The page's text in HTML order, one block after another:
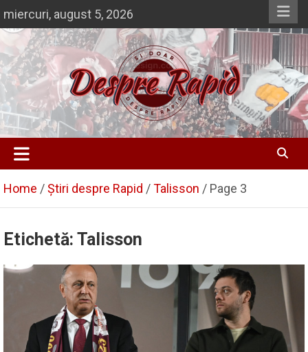
to
content
miercuri, august 5, 2026
Despre Rapid
Si doar … despre Rapid
Home Știri despre Rapid Talisson Page 3
Etichetă: Talisson